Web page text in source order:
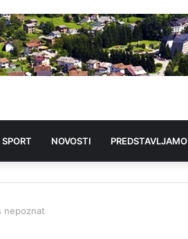
SPORT NOVOSTI PREDSTAVLJAMO
nepoznat